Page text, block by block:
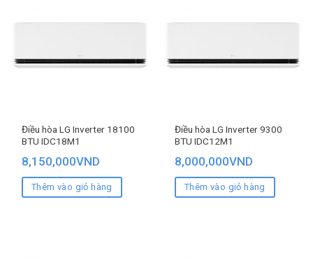
Điều hòa LG Inverter 18100
BTU IDC18M1
8,150,000VND
Thêm vào giỏ hàng
Điều hòa LG Inverter 9300
BTU IDC12M1
8,000,000VND
Thêm vào giỏ hàng